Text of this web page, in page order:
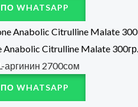
WHATSAPP
Anabolic Citrulline Malate 300гр.
аргинин 2700сом
WHATSAPP